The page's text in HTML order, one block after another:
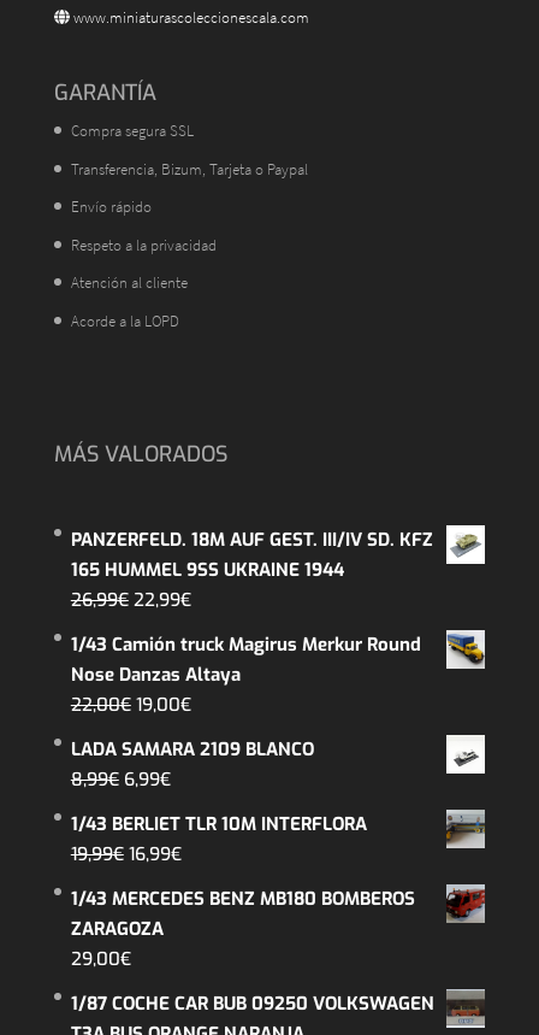
www.miniaturascoleccionescala.com
GARANTÍA
Compra segura SSL
Transferencia, Bizum, Tarjeta o Paypal
Envío rápido
Respeto a la privacidad
Atención al cliente
Acorde a la LOPD
MÁS VALORADOS
PANZERFELD. 18M AUF GEST. III/IV SD. KFZ
165 HUMMEL 9SS UKRAINE 1944
26,99€ El
original
era:
26,99€.
22,99€El
actual
es:
22,99€.
1/43 Camión truck Magirus Merkur Round
Nose Danzas Altaya
22,00€ El
original
era:
22,00€.
19,00€El
actual
19,00€.
LADA SAMARA 2109 BLANCO
8,99€ El
original
era:
8,99€.
6,99€El
actual
es:
6,99€.
1/43 BERLIET TLR 10M INTERFLORA
19,99€ El
original
era:
19,99€.
16,99€El
actual
1/43 MERCEDES BENZ MB180 BOMBEROS
ZARAGOZA
29,00€
1/87 COCHE CAR BUB 09250 VOLKSWAGEN